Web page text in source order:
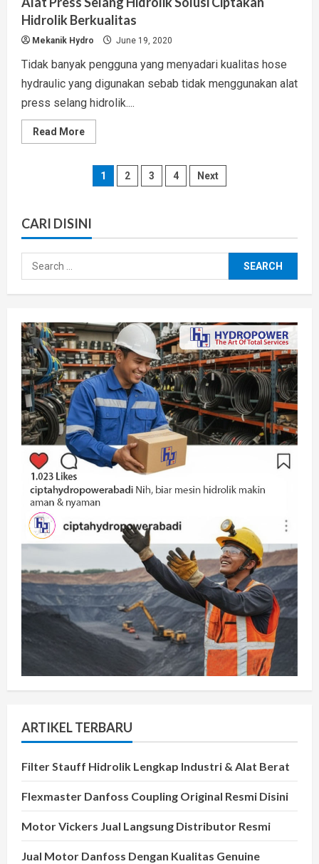
Hidrolik Berkualitas
Mekanik Hydro June 19, 2020
Tidak banyak pengguna yang menyadari kualitas hose
hydraulic yang digunakan sebab tidak menggunakan alat
press selang hidrolik....
Read MoreRead
more
Press
Selang
Hidrolik
Berkualitas
Posts
1 2 3 4 Next
CARI DISINI
Search
for:
ARTIKEL TERBARU
Filter Stauff Hidrolik Lengkap Industri & Alat Berat
Flexmaster Danfoss Coupling Original Resmi Disini
Motor Vickers Jual Langsung Distributor Resmi
Jual Motor Danfoss Dengan Kualitas Genuine